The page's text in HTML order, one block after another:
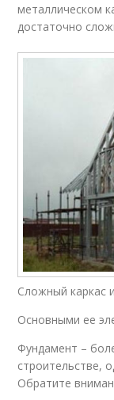
металлическом
достаточно
Сложный каркас
Основными ее
Фундамент –
строительстве,
Обратите